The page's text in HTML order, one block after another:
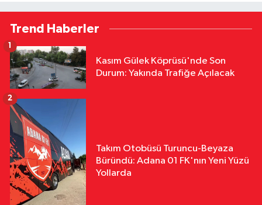
Trend Haberler
Kasım Gülek Köprüsü'nde Son
Durum: Yakında Trafiğe Açılacak
1
Takım Otobüsü Turuncu-Beyaza
Büründü: Adana 01 FK'nın Yeni Yüzü
Yollarda
2